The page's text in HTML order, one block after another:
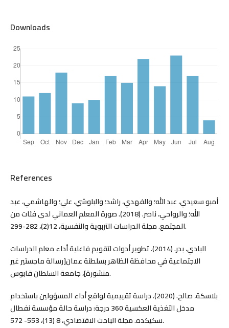
Downloads
References
أمبو سعيدي، عبد الله؛ والفهدي، راشد؛ والبلوشي، علي؛ والهاشمي، عبد
الله؛ والرواحي، ناصر. (2018). صورة المعلم العماني لدى فئات من
المجتمع. مجلة الدراسات التربوية والنفسية، 12(2)، 282-299.
البادي، بدر. (2014). تطوير أدوات لتقويم فاعلية أداء معلم الدراسات
الاجتماعية في محافظة الظاهر بسلطنة عمان[رسالة ماجستير غير
منشورة]، جامعة السلطان قابوس.
بلاسكة، صالح. (2020). دراسة تقييمية لواقع أداء المسؤولين باستخدام
مدخل التغذية العكسية 360 درجة: دراسة حالة مؤسسة نفطال
سكيكده. مجلة الباحث الاقتصادي، 8 (13)، 553- 572.